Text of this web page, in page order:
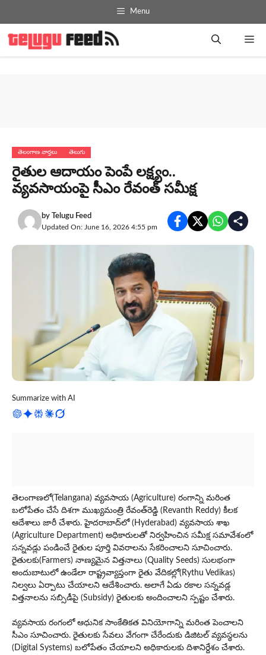
Menu
తెలంగాణ వార్తలు తెలుగు
రైతుల ఆదాయం పెంపే లక్ష్యం..
వ్యవసాయంపై సీఎం రేవంత్ సమీక్ష
by Telugu Feed
Updated On: June 16, 2026 4:55 pm
Summarize with AI
తెలంగాణలో(Telangana) వ్యవసాయ (Agriculture) రంగాన్ని మరింత
బలోపేతం చేసే దిశగా ముఖ్యమంత్రి రేవంత్‌రెడ్డి (Revanth Reddy) కీలక
ఆదేశాలు జారీ చేశారు. హైదరాబాద్‌లో (Hyderabad) వ్యవసాయ శాఖ
(Agriculture Department) అధికారులతో నిర్వహించిన సమీక్ష సమావేశంలో
సన్నవడ్లు పండించే రైతుల పూర్తి వివరాలను సేకరించాలని సూచించారు.
రైతులకు(Farmers) నాణ్యమైన విత్తనాలు (Quality Seeds) సులభంగా
అందుబాటులో ఉండేలా రాష్ట్రవ్యాప్తంగా రైతు వేదికల్లో(Rythu Vedikas)
నిల్వలు ఏర్పాటు చేయాలని ఆదేశించారు. అలాగే ఏడు రకాల సన్నవడ్ల
విత్తనాలను సబ్సిడీపై (Subsidy) రైతులకు అందించాలని స్పష్టం చేశారు.
వ్యవసాయ రంగంలో ఆధునిక సాంకేతికత వినియోగాన్ని మరింత పెంచాలని
సీఎం సూచించారు. రైతులకు సేవలు వేగంగా చేరేందుకు డిజిటల్ వ్యవస్థలను
(Digital Systems) బలోపేతం చేయాలని అధికారులకు దిశానిర్దేశం చేశారు.